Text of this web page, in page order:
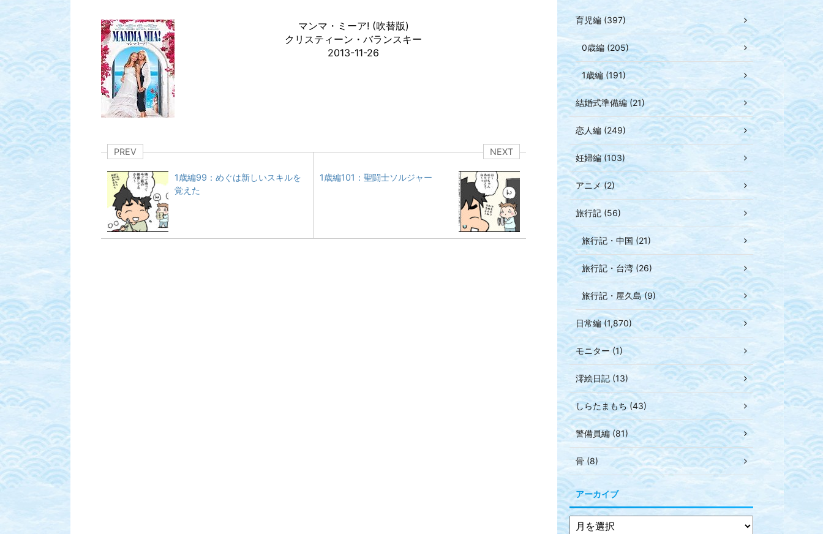
マンマ・ミーア! (吹替版)
クリスティーン・バランスキー
2013-11-26
PREV
1歳編99：めぐは新しいスキルを
覚えた
NEXT
1歳編101：聖闘士ソルジャー
育児編 (397)
0歳編 (205)
1歳編 (191)
結婚式準備編 (21)
恋人編 (249)
妊婦編 (103)
アニメ (2)
旅行記 (56)
旅行記・中国 (21)
旅行記・台湾 (26)
旅行記・屋久島 (9)
日常編 (1,870)
モニター (1)
澪絵日記 (13)
しらたまもち (43)
警備員編 (81)
骨 (8)
アーカイブ